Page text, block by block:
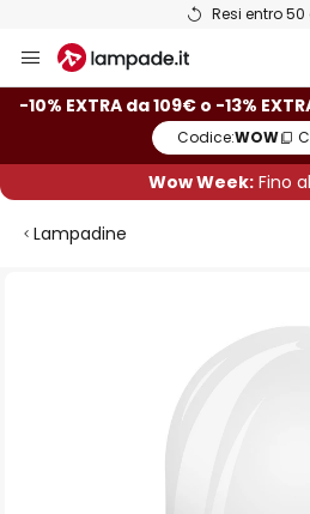
Resi entro
Salta
al
contenuto
-10% EXTRA da 109€ o -13%
Codice:WOW
Wow Week: Fino
Lampadine